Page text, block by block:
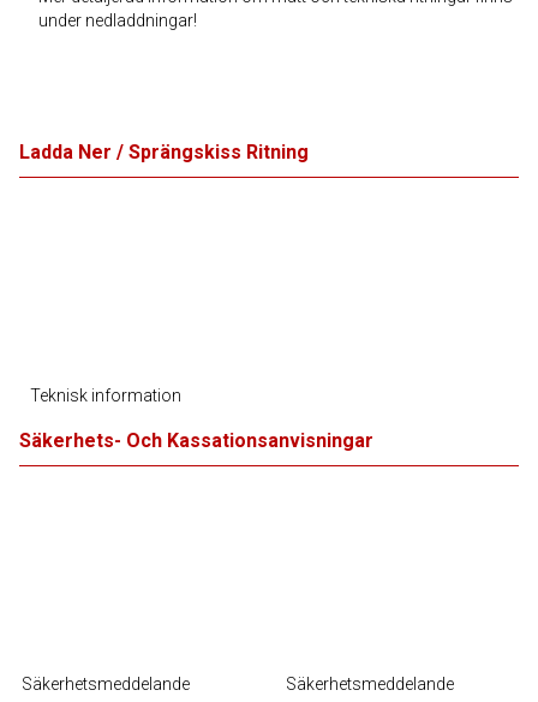
under nedladdningar!
Ladda Ner / Sprängskiss Ritning
Teknisk information
Säkerhets- Och Kassationsanvisningar
Säkerhetsmeddelande
Säkerhetsmeddelande